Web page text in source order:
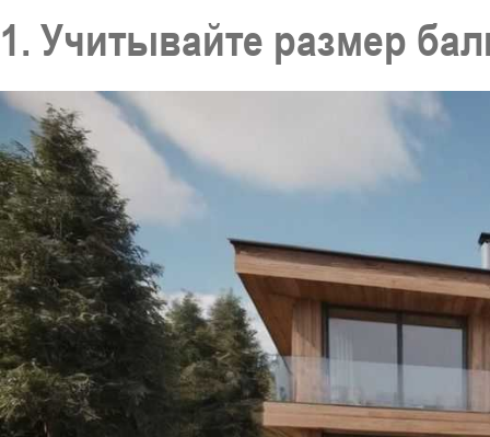
1. Учитывайте размер